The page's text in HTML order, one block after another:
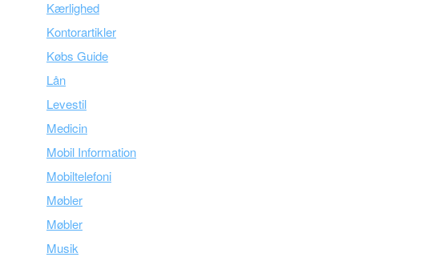
Kærlighed
Kontorartikler
Købs Guide
Lån
Levestil
Medicin
Mobil Information
Mobiltelefoni
Møbler
Møbler
Musik